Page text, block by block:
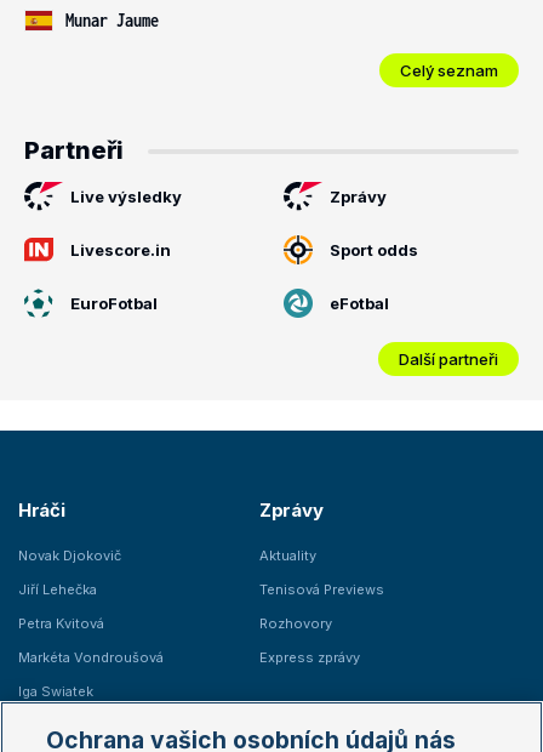
Munar Jaume
Celý seznam
Partneři
Live výsledky Zprávy
Livescore.in Sport odds
EuroFotbal eFotbal
Další partneři
Hráči
Novak Djokovič
Jiří Lehečka
Petra Kvitová
Markéta Vondroušová
Iga Swiatek
Zprávy
Aktuality
Tenisová Previews
Rozhovory
Express zprávy
Ochrana vašich osobních údajů nás